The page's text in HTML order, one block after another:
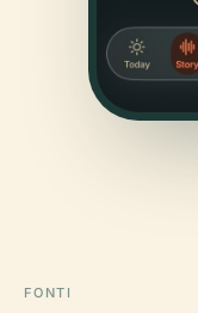
FONTI